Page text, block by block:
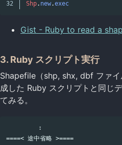
Shp. new.exec
Gist - Ruby to read a
3. Ruby スクリプト実行
Shapefile（shp, shx, dbf ファ
成した Ruby スクリプトと同じ
てみる。
         :
====< 途中省略 >====